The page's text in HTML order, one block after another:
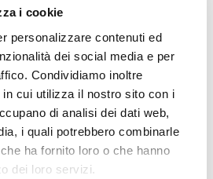
i cookie
personalizzare contenuti ed
dei social media e per
Condividiamo inoltre
cui utilizza il nostro sito con i
di analisi dei dati web,
i quali potrebbero combinarle
ha fornito loro o che hanno
dei loro servizi.Gruppo bordo vasca 4 fori: